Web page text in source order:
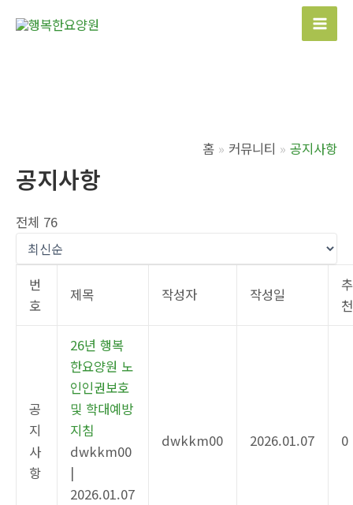
Main
홈 커뮤니티 공지사항
공지사항
전체 76
번
호
제목 작성자 작성일
추
천
공
지
사
항
26년 행복
한요양원 노
인인권보호
및 학대예방
지침
dwkkm00
|
2026.01.07
dwkkm00 2026.01.07 0